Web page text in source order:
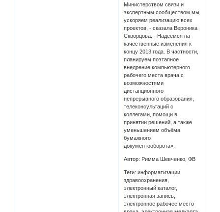
Министерством связи и
экспертным сообществом мы
ускоряем реализацию всех
проектов, - сказала Вероника
Скворцова. - Надеемся на
качественные изменения к
концу 2013 года. В частности,
планируем поэтапное
внедрение компьютерного
рабочего места врача с
возможностями
дистанционного
непрерывного образования,
телеконсультаций с
коллегами, помощи в
принятии решений, а также
уменьшением объёма
бумажного
документооборота».
Автор: Римма Шевченко, ФВ
Теги: информатизации
здравоохранения,
электронный каталог,
электронная запись,
электронное рабочее место